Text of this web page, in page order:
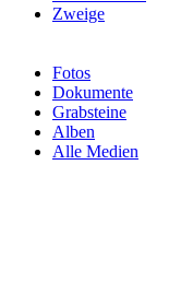
Fotos
Dokumente
Grabsteine
Alben
Alle Medien
Zweige